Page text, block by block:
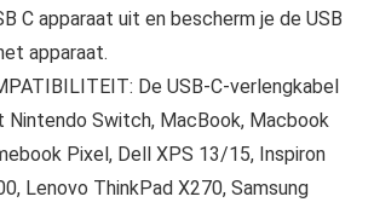
C apparaat uit en bescherm je de USB
apparaat.
De USB-C-verlengkabel
Switch, MacBook, Macbook
Pixel, Dell XPS 13/15, Inspiron
Lenovo ThinkPad X270, Samsung